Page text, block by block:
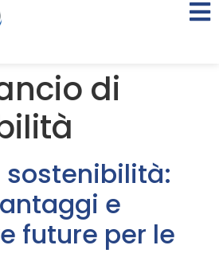
di
sostenibilità:
e
future per le